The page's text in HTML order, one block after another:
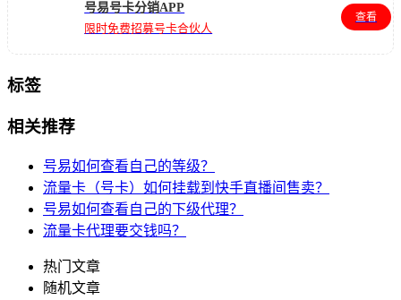
号易号卡分销APP
限时免费招募号卡合伙人
查看
标签
相关推荐
号易如何查看自己的等级？
流量卡（号卡）如何挂载到快手直播间售卖？
号易如何查看自己的下级代理？
流量卡代理要交钱吗？
热门文章
随机文章